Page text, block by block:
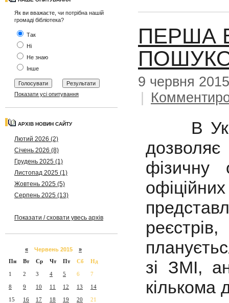
Як ви вважаєте, чи потрібна нашій
громаді бібліотека?
Так
Ні
Не знаю
Інше
Показати усі опитування
АРХІВ НОВИН САЙТУ
Лютий 2026 (2)
Січень 2026 (8)
Грудень 2025 (1)
Листопад 2025 (1)
Жовтень 2025 (5)
Серпень 2025 (13)
Показати / сховати увесь архів
« Червень 2015 »
Пн
Вт Ср Чт Пт Сб Нд
1 2 3 4 5 6 7
8 9 10 11 12 13 14
15 16 17 18 19 20 21
ПЕРША
9 червня 2015
В
фізичну
зі ЗМІ,
кількома